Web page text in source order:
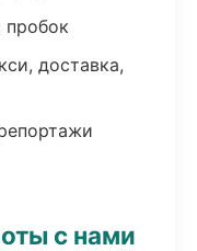
пробок
доставка,
с нами